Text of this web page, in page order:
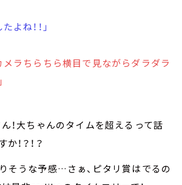
よね！！」
メラちらちら横目で見ながらダラダラ
ん！大ちゃんのタイムを超えるって話
！？！？
そうな予感…さぁ、ピタリ賞はでるの